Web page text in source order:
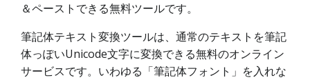
＆ペーストできる無料ツールです。
筆記体テキスト変換ツールは、通常のテキストを筆記
体っぽいUnicode文字に変換できる無料のオンライン
サービスです。いわゆる「筆記体フォント」を入れな